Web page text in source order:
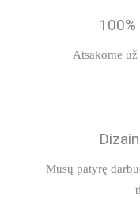
Atsakome
Mūsų patyrę